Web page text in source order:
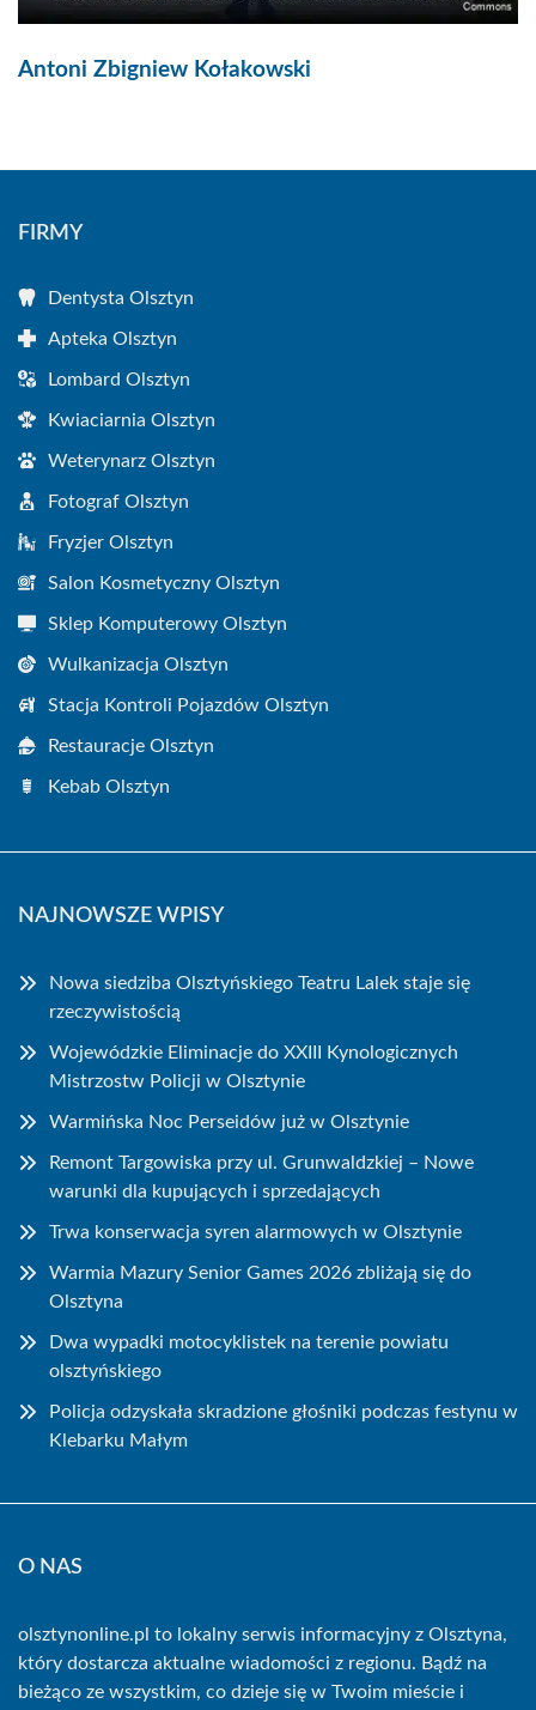
Antoni Zbigniew Kołakowski
FIRMY
Dentysta Olsztyn
Apteka Olsztyn
Lombard Olsztyn
Kwiaciarnia Olsztyn
Weterynarz Olsztyn
Fotograf Olsztyn
Fryzjer Olsztyn
Salon Kosmetyczny Olsztyn
Sklep Komputerowy Olsztyn
Wulkanizacja Olsztyn
Stacja Kontroli Pojazdów Olsztyn
Restauracje Olsztyn
Kebab Olsztyn
NAJNOWSZE WPISY
Nowa siedziba Olsztyńskiego Teatru Lalek staje się
rzeczywistością
Wojewódzkie Eliminacje do XXIII Kynologicznych
Mistrzostw Policji w Olsztynie
Warmińska Noc Perseidów już w Olsztynie
Remont Targowiska przy ul. Grunwaldzkiej – Nowe
warunki dla kupujących i sprzedających
Trwa konserwacja syren alarmowych w Olsztynie
Warmia Mazury Senior Games 2026 zbliżają się do
Olsztyna
Dwa wypadki motocyklistek na terenie powiatu
olsztyńskiego
Policja odzyskała skradzione głośniki podczas festynu w
Klebarku Małym
O NAS
olsztynonline.pl to lokalny serwis informacyjny z Olsztyna,
który dostarcza aktualne wiadomości z regionu. Bądź na
bieżąco ze wszystkim, co dzieje się w Twoim mieście i